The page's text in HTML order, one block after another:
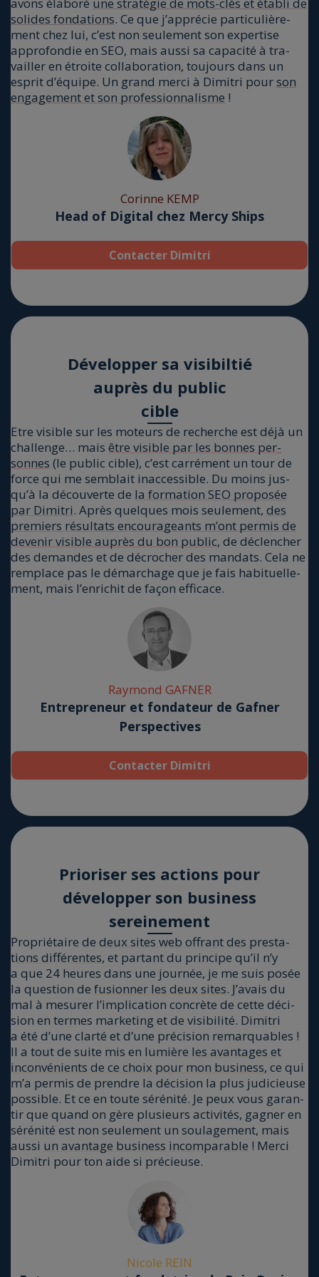
solides fon­da­tions. Ce que j’apprécie par­ti­cu­liè­re­
ment chez lui, c’est non seule­ment son exper­tise
appro­fon­die en SEO, mais aus­si sa capa­ci­té à tra­
vailler en étroite col­la­bo­ra­tion, tou­jours dans un
esprit d’é­quipe. Un grand mer­ci à Dimi­tri pourson
enga­ge­ment et son pro­fes­sion­na­lisme !
Corinne KEMP
Head of Digital chez Mercy Ships
Contacter Dimitri
Déve­lop­per sa visi­bil­tié
auprès du public
cible
Etre visible sur les moteurs de recherche est déjà un
chal­lenge… mais être visible par les bonnes per­
sonnes (le public cible), c’est car­ré­ment un tour de
force qui me sem­blait inac­ces­sible. Du moins jus­
qu’à la décou­verte de la for­ma­tion SEO pro­po­sée
par Dimi­tri. Après quelques mois seule­ment, des
pre­miers résul­tats encou­ra­geants m’ont per­mis de
deve­nir visible auprès du bon public, de déclen­cher
des demandes et de décro­cher des man­dats. Cela ne
rem­place pas le démar­chage que je fais habi­tuel­le­
ment, mais l’en­ri­chit de façon effi­cace.
Ray­mond GAFNER
Entrepreneur et fondateur de Gafner
Perspectives
Contacter Dimitri
Prio­ri­ser ses actions pour
déve­lop­per son busi­ness
serei­ne­ment
Pro­prié­taire de deux sites web offrant des pres­ta­
tions dif­fé­rentes, et par­tant du prin­cipe qu’il n’y
a que 24 heures dans une jour­née, je me suis posée
la ques­tion de fusion­ner les deux sites. J’avais du
mal à mesu­rer l’implication concrète de cette déci­
sion en termes mar­ke­ting et de visi­bi­li­té. Dimi­tri
a été d’une clar­té et d’une pré­ci­sion remar­quables !
Il a tout de suite mis en lumière les avan­tages et
incon­vé­nients de ce choix pour mon busi­ness, ce qui
m’a per­mis de prendre la déci­sion la plus judi­cieuse
pos­sible. Et ce en toute séré­ni­té. Je peux vous garan­
tir que quand on gère plu­sieurs acti­vi­tés, gagner en
séré­ni­té est non seule­ment un sou­la­ge­ment, mais
aus­si un avan­tage busi­ness incom­pa­rable ! Mer­ci
Dimi­tri pour ton aide si pré­cieuse.
Nicole REIN